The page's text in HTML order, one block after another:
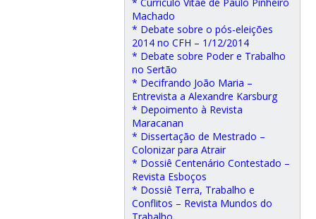
Machado
* Debate sobre o pós-eleições
2014 no CFH – 1/12/2014
* Debate sobre Poder e Trabalho
no Sertão
* Decifrando João Maria –
Entrevista a Alexandre Karsburg
* Depoimento à Revista
Maracanan
* Dissertação de Mestrado –
Colonizar para Atrair
* Dossiê Centenário Contestado –
Revista Esboços
* Dossiê Terra, Trabalho e
Conflitos – Revista Mundos do